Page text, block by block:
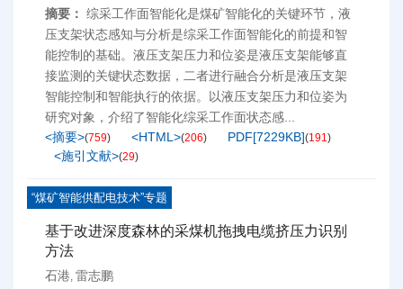
摘要： 综采工作面智能化是煤矿智能化的关键环节，液
压支架状态感知与分析是综采工作面智能化的前提和智
能控制的基础。液压支架压力和位姿是液压支架能够直
接监测的关键状态数据，二者进行融合分析是液压支架
智能控制和智能执行的依据。以液压支架压力和位姿为
研究对象，介绍了智能化综采工作面状态感...
<摘要>(759) <HTML>(206) PDF[7229KB](191)
<施引文献>(29)
“煤矿智能供配电技术”专题
基于改进深度森林的采煤机拖拽电缆挤压力识别
方法
石港, 雷志鹏